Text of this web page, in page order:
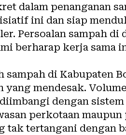
dalam penanganan
ini dan siap
Persoalan sampah
berharap kerja sama
sampah di Kabupaten
mendesak.
dengan
perkotaan
tak tertangani dengan